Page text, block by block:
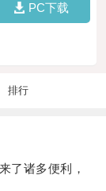
PC下载
排行
诸多便利，